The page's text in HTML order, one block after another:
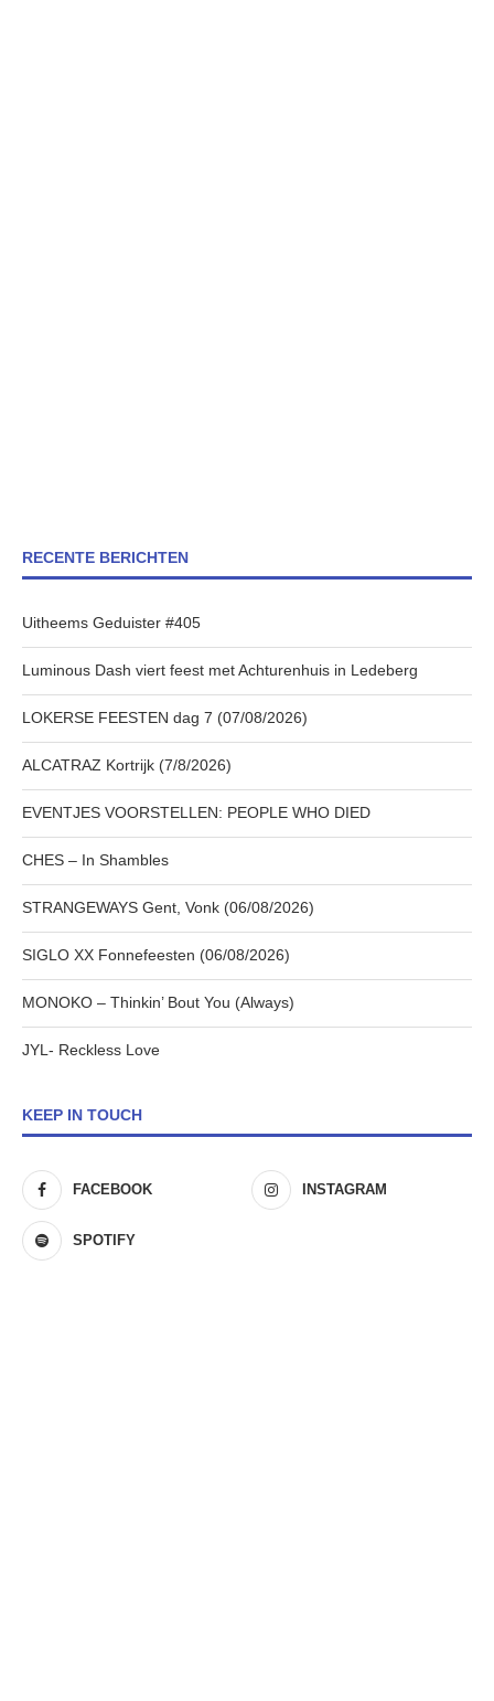
RECENTE BERICHTEN
Uitheems Geduister #405
Luminous Dash viert feest met Achturenhuis in Ledeberg
LOKERSE FEESTEN dag 7 (07/08/2026)
ALCATRAZ Kortrijk (7/8/2026)
EVENTJES VOORSTELLEN: PEOPLE WHO DIED
CHES – In Shambles
STRANGEWAYS Gent, Vonk (06/08/2026)
SIGLO XX Fonnefeesten (06/08/2026)
MONOKO – Thinkin’ Bout You (Always)
JYL- Reckless Love
KEEP IN TOUCH
FACEBOOK INSTAGRAM
SPOTIFY